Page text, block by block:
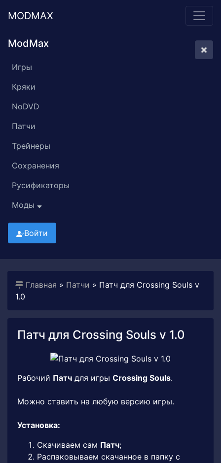
MODMAX
ModMax
Игры
Кряки
NoDVD
Патчи
Трейнеры
Сохранения
Русификаторы
Моды
Войти
Главная » Патчи » Патч для Crossing Souls v
1.0
Патч для Crossing Souls v 1.0
Рабочий Патч для игры Crossing Souls.
Можно ставить на любую версию игры.
Установка:
Скачиваем сам Патч;
Распаковываем скачанное в папку с